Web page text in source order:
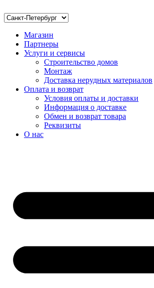
Магазин
Партнеры
Услуги и сервисы
Строительство домов
Монтаж
Доставка нерудных материалов
Оплата и возврат
Условия оплаты и доставки
Информация о доставке
Обмен и возврат товара
Реквизиты
О нас